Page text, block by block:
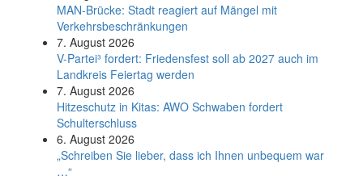
MAN-Brücke: Stadt reagiert auf Mängel mit
Verkehrsbeschränkungen
7. August 2026
V-Partei­³ fordert: Friedens­fest soll ab 2027 auch im
Land­kreis Feier­tag werden
7. August 2026
Hitzeschutz in Kitas: AWO Schwaben fordert
Schulterschluss
6. August 2026
„Schreiben Sie lieber, dass ich Ihnen unbequem war
…“